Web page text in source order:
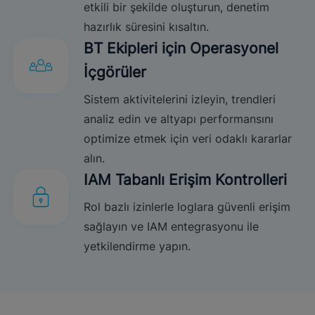
etkili bir şekilde oluşturun, denetim
hazırlık süresini kısaltın.
BT Ekipleri için Operasyonel
İçgörüler
Sistem aktivitelerini izleyin, trendleri
analiz edin ve altyapı performansını
optimize etmek için veri odaklı kararlar
alın.
IAM Tabanlı Erişim Kontrolleri
Rol bazlı izinlerle loglara güvenli erişim
sağlayın ve IAM entegrasyonu ile
yetkilendirme yapın.